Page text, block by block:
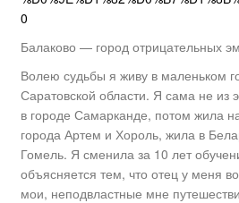
0
Балаково — город отрицательных
Волею судьбы я живу в маленьком
Саратовской области. Я сама не из
в городе Самарканде, потом жила
города Артем и Хороль, жила в
Гомель. Я сменила за 10 лет
объясняется тем, что отец у меня
мои, неподвластные мне